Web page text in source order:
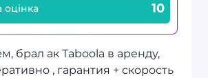
оцінка 10
брал ак Taboola в аренду,
, гарантия + скорость